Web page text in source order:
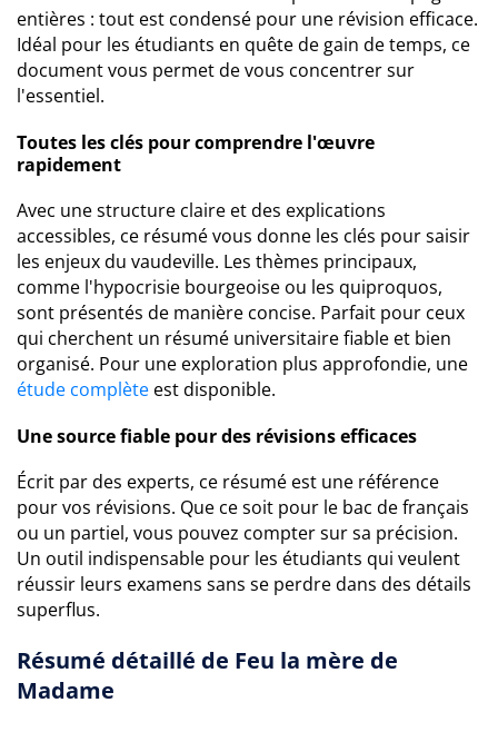
entières : tout est condensé pour une révision efficace.
Idéal pour les étudiants en quête de gain de temps, ce
document vous permet de vous concentrer sur
l'essentiel.
Toutes les clés pour comprendre l'œuvre
rapidement
Avec une structure claire et des explications
accessibles, ce résumé vous donne les clés pour saisir
les enjeux du vaudeville. Les thèmes principaux,
comme l'hypocrisie bourgeoise ou les quiproquos,
sont présentés de manière concise. Parfait pour ceux
qui cherchent un résumé universitaire fiable et bien
organisé. Pour une exploration plus approfondie, une
étude complète est disponible.
Une source fiable pour des révisions efficaces
Écrit par des experts, ce résumé est une référence
pour vos révisions. Que ce soit pour le bac de français
ou un partiel, vous pouvez compter sur sa précision.
Un outil indispensable pour les étudiants qui veulent
réussir leurs examens sans se perdre dans des détails
superflus.
Résumé détaillé de Feu la mère de
Madame